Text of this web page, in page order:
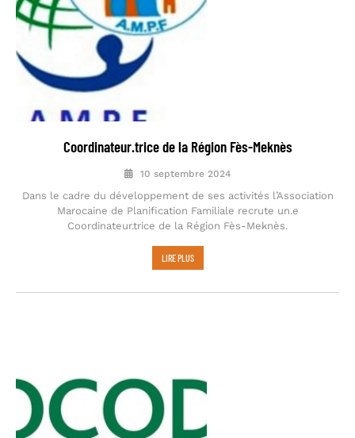
Coordinateur.trice de la Région Fès-Meknès
10 septembre 2024
Dans le cadre du développement de ses activités l’Association
Marocaine de Planification Familiale recrute un.e
Coordinateur.trice de la Région Fès-Meknès.
LIRE PLUS